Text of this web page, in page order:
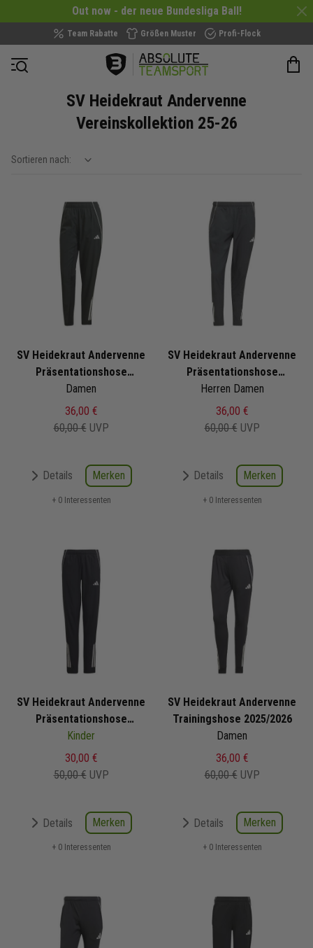
Out now - der neue Bundesliga Ball!
Team Rabatte Größen Muster Profi-Flock
Navigation öffnen
SV Heidekraut Andervenne
Vereinskollektion 25-26
Sortieren nach: show filteroptions
SV Heidekraut Andervenne
Präsentationshose
2025/2026
Damen
36,00 €
60,00 € UVP
Details Merken
+ 0 Interessenten
SV Heidekraut Andervenne
Präsentationshose
2025/2026
Herren Damen
36,00 €
60,00 € UVP
Details Merken
+ 0 Interessenten
SV Heidekraut Andervenne
Präsentationshose
2025/2026
Kinder
30,00 €
50,00 € UVP
Details Merken
+ 0 Interessenten
SV Heidekraut Andervenne
Trainingshose 2025/2026
Damen
36,00 €
60,00 € UVP
Details Merken
+ 0 Interessenten